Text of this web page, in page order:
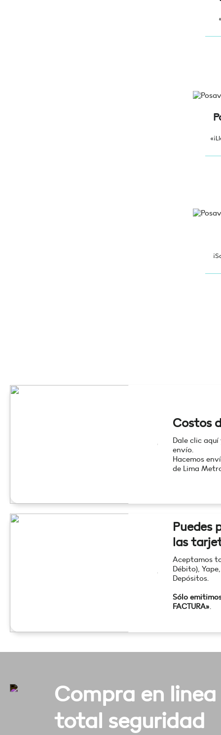
Costos
Dale clic
envío.
Hacemos
de Lima
Puedes
las
Aceptamos
Débito),
Depósitos.
Sólo
FACTURA».
Compra en
total seguridad